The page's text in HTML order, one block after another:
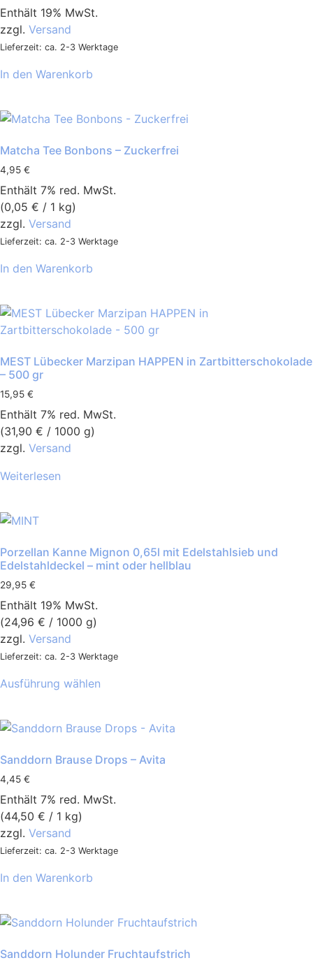
Enthält 19% MwSt.
zzgl. Versand
Lieferzeit: ca. 2-3 Werktage
In den Warenkorb
Matcha Tee Bonbons – Zuckerfrei
4,95 €
Enthält 7% red. MwSt.
(0,05 € / 1 kg)
zzgl. Versand
Lieferzeit: ca. 2-3 Werktage
In den Warenkorb
MEST Lübecker Marzipan HAPPEN in Zartbitterschokolade
– 500 gr
15,95 €
Enthält 7% red. MwSt.
(31,90 € / 1000 g)
zzgl. Versand
Weiterlesen
Porzellan Kanne Mignon 0,65l mit Edelstahlsieb und
Edelstahldeckel – mint oder hellblau
29,95 €
Enthält 19% MwSt.
(24,96 € / 1000 g)
zzgl. Versand
Lieferzeit: ca. 2-3 Werktage
Ausführung wählen
Sanddorn Brause Drops – Avita
4,45 €
Enthält 7% red. MwSt.
(44,50 € / 1 kg)
zzgl. Versand
Lieferzeit: ca. 2-3 Werktage
In den Warenkorb
Sanddorn Holunder Fruchtaufstrich